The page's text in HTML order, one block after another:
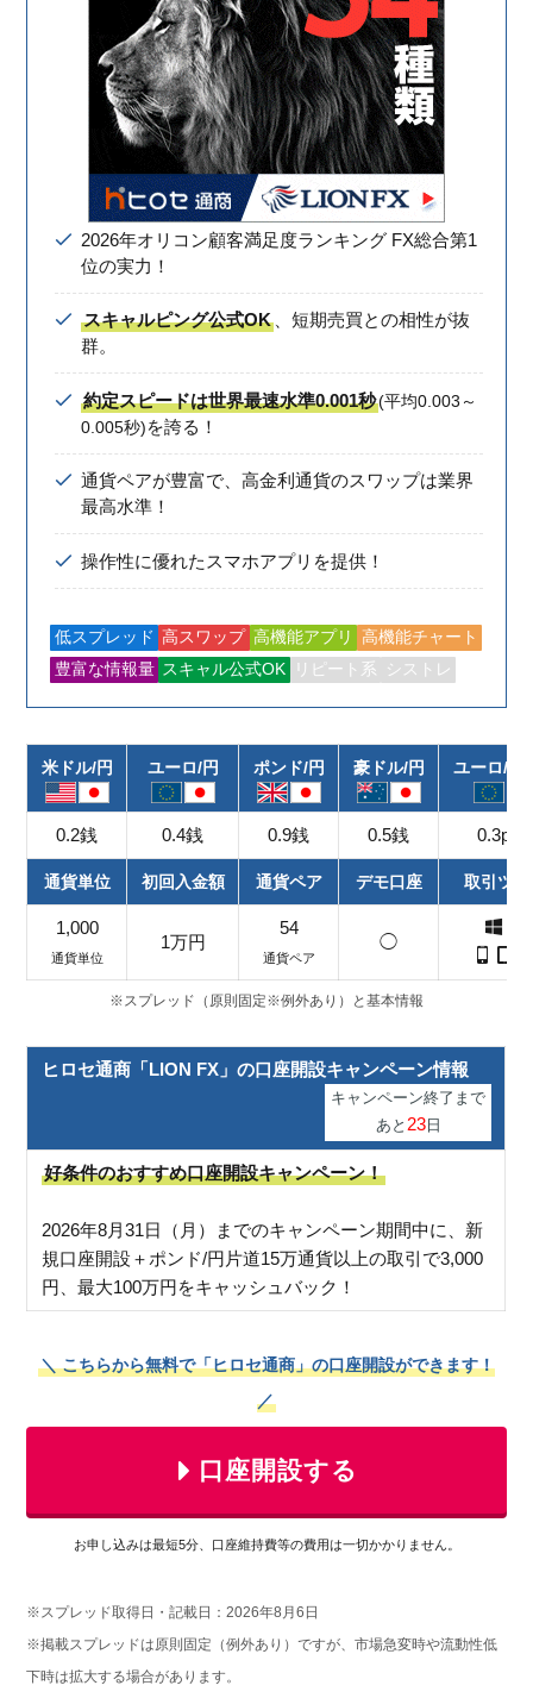
2026年オリコン顧客満足度ランキング FX総合第1
位の実力！
スキャルピング公式OK
、短期売買との相性が抜
群。
約定スピードは世界最速水準0.001秒(平均0.003～
0.005秒) を誇る！
通貨ペアが豊富で、高金利通貨のスワップは業界
最高水準！
操作性に優れたスマホアプリを提供！
低スプレッド 高スワップ 高機能アプリ
高機能チャート
豊富な情報量 スキャル公式OK リピート系 シストレ
米ドル/円 ユーロ/円 ポンド/円 豪ドル/円 ユーロ/米
0.2銭 0.4銭 0.9銭 0.5銭 0.3pips
通貨単位 初回入金額 通貨ペア デモ口座 取引ツ
1,000
通貨単位
1万円
54
通貨ペア
◯
※スプレッド（原則固定※例外あり）と基本情報
ヒロセ通商「LION FX」の口座開設キャンペーン情報
キャンペーン終了まで
あと 23日
好条件のおすすめ口座開設キャンペーン！
2026年8月31日（月）までのキャンペーン期間中に、新
規口座開設＋ポンド/円片道15万通貨以上の取引で3,000
円、最大100万円をキャッシュバック！
＼ こちらから無料で「ヒロセ通商」の口座開設ができます！
／
口座開設する
お申し込みは最短5分、口座維持費等の費用は一切かかりません。
※スプレッド取得日・記載日：2026年8月6日
※掲載スプレッドは原則固定（例外あり）ですが、市場急変時や流動性低
下時は拡大する場合があります。